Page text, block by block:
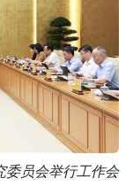
委员会举行工作会